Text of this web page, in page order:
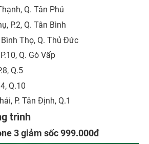
Q. Tân Phú
P.2, Q. Tân Bình
Thọ, Q. Thủ Đức
Q. Gò Vấp
Q.5
Q.10
P. Tân Định, Q.1
trình
3 giảm sốc 999.000đ